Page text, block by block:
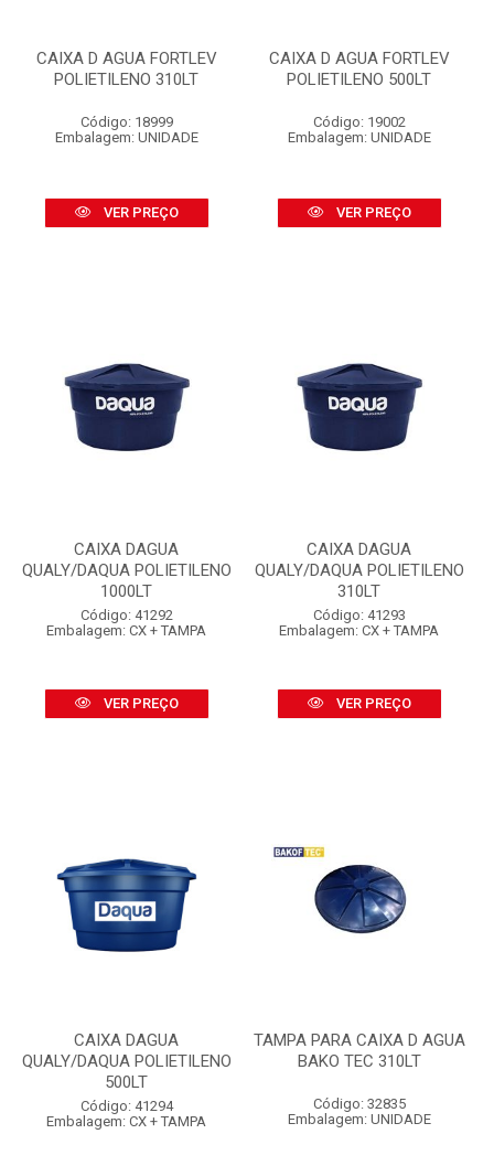
CAIXA D AGUA FORTLEV
POLIETILENO 310LT
Código: 18999
Embalagem: UNIDADE
VER PREÇO
CAIXA D AGUA FORTLEV
POLIETILENO 500LT
Código: 19002
Embalagem: UNIDADE
VER PREÇO
CAIXA DAGUA
QUALY/DAQUA POLIETILENO
1000LT
Código: 41292
Embalagem: CX + TAMPA
VER PREÇO
CAIXA DAGUA
QUALY/DAQUA POLIETILENO
310LT
Código: 41293
Embalagem: CX + TAMPA
VER PREÇO
CAIXA DAGUA
QUALY/DAQUA POLIETILENO
500LT
Código: 41294
Embalagem: CX + TAMPA
TAMPA PARA CAIXA D AGUA
BAKO TEC 310LT
Código: 32835
Embalagem: UNIDADE